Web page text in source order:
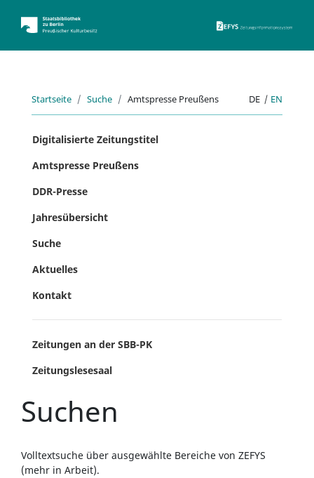
Startseite Suche Amtspresse Preußens DE | EN
Digitalisierte Zeitungstitel
Amtspresse Preußens
DDR-Presse
Jahresübersicht
Suche
Aktuelles
Kontakt
Zeitungen an der SBB-PK
Zeitungslesesaal
Suchen
Volltextsuche über ausgewählte Bereiche von ZEFYS
(mehr in Arbeit).